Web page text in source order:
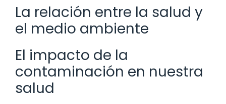
La relación entre la salud y
el medio ambiente
El impacto de la
contaminación en nuestra
salud